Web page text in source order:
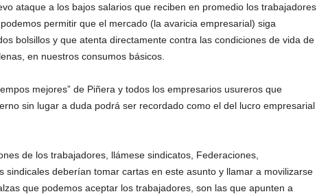
ataque a los bajos salarios que reciben en promedio los trabajadores
permitir que el mercado (la avaricia empresarial) siga
bolsillos y que atenta directamente contra las condiciones de vida de
en nuestros consumos básicos.
mejores” de Piñera y todos los empresarios usureros que
sin lugar a duda podrá ser recordado como el del lucro empresarial
de los trabajadores, llámese sindicatos, Federaciones,
sindicales deberían tomar cartas en este asunto y llamar a movilizarse
que podemos aceptar los trabajadores, son las que apunten a